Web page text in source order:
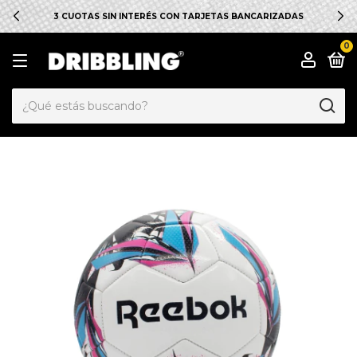
3 CUOTAS SIN INTERÉS CON TARJETAS BANCARIZADAS
0